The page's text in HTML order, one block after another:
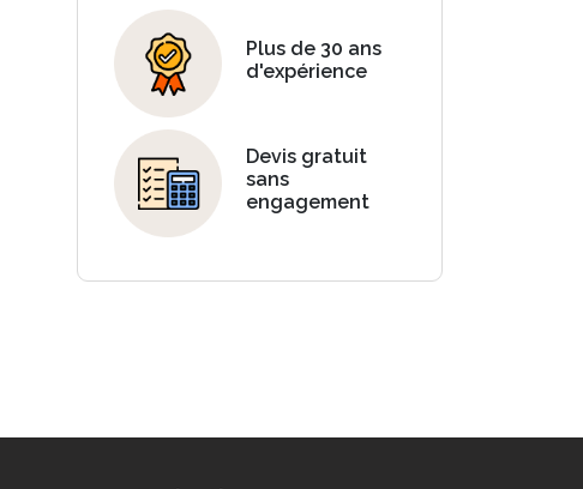
Plus de 30 ans
d'expérience
Devis gratuit
sans
engagement